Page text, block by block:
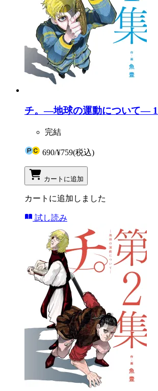
チ。―地球の運動について― 1
完結
690/¥759(税込)
カートに追加
カートに追加しました
試し読み